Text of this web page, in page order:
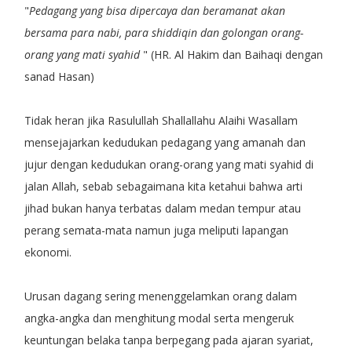
"Pedagang yang bisa dipercaya dan beramanat akan
bersama para nabi, para shiddiqin dan golongan orang-
orang yang mati syahid" (HR. Al Hakim dan Baihaqi dengan
sanad Hasan)
Tidak heran jika Rasulullah Shallallahu Alaihi Wasallam
mensejajarkan kedudukan pedagang yang amanah dan
jujur dengan kedudukan orang-orang yang mati syahid di
jalan Allah, sebab sebagaimana kita ketahui bahwa arti
jihad bukan hanya terbatas dalam medan tempur atau
perang semata-mata namun juga meliputi lapangan
ekonomi.
Urusan dagang sering menenggelamkan orang dalam
angka-angka dan menghitung modal serta mengeruk
keuntungan belaka tanpa berpegang pada ajaran syariat,